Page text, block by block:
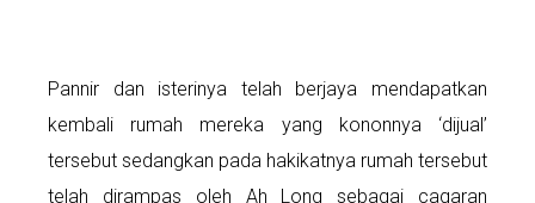
Pannir dan isterinya telah berjaya mendapatkan
kembali rumah mereka yang kononnya ‘dijual’
tersebut sedangkan pada hakikatnya rumah tersebut
telah dirampas oleh Ah Long sebagai cagaran